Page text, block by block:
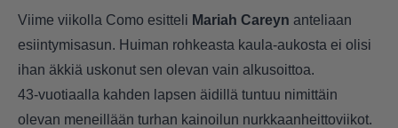
Viime viikolla Como esitteli Mariah Careyn anteliaan
esiintymisasun. Huiman rohkeasta kaula-aukosta ei olisi
ihan äkkiä uskonut sen olevan vain alkusoittoa.
43-vuotiaalla kahden lapsen äidillä tuntuu nimittäin
olevan meneillään turhan kainoilun nurkkaanheittoviikot.